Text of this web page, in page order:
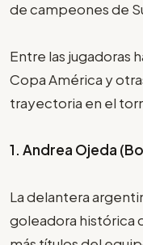
de campeones de
Entre las jugadoras
Copa América y
trayectoria en el
1. Andrea Ojeda
La delantera
goleadora histórica